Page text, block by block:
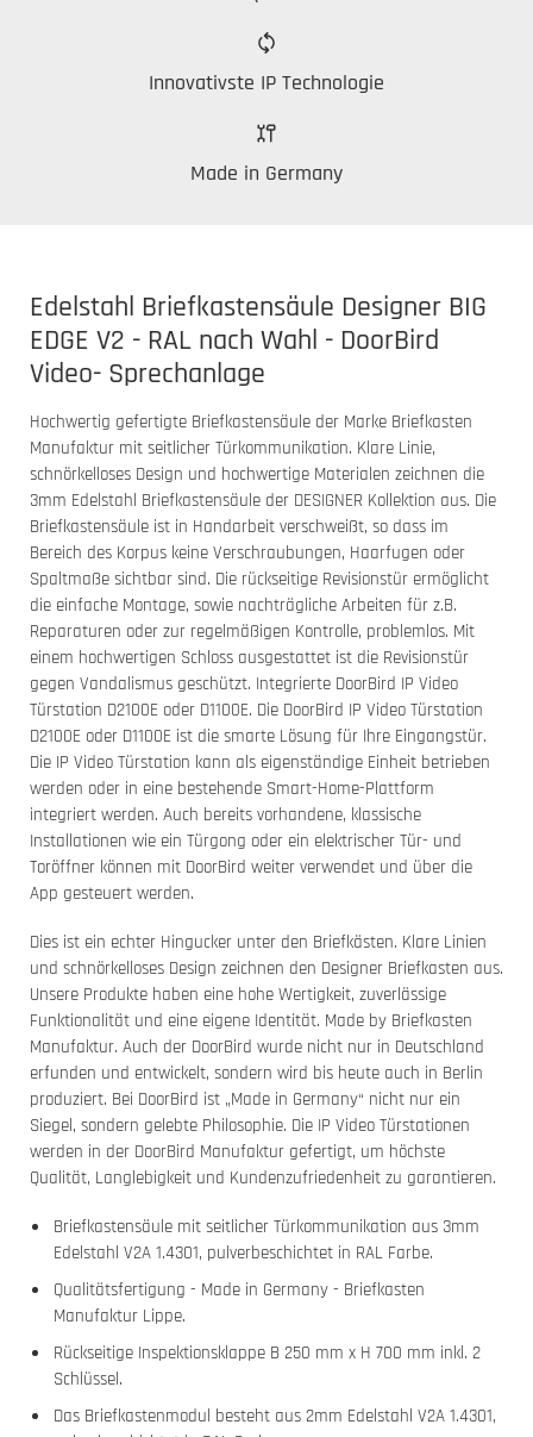
Innovativste IP Technologie
Made in Germany
Edelstahl Briefkastensäule Designer BIG
EDGE V2 - RAL nach Wahl - DoorBird
Video- Sprechanlage
Hochwertig gefertigte Briefkastensäule der Marke Briefkasten
Manufaktur mit seitlicher Türkommunikation. Klare Linie,
schnörkelloses Design und hochwertige Materialen zeichnen die
3mm Edelstahl Briefkastensäule der DESIGNER Kollektion aus. Die
Briefkastensäule ist in Handarbeit verschweißt, so dass im
Bereich des Korpus keine Verschraubungen, Haarfugen oder
Spaltmaße sichtbar sind. Die rückseitige Revisionstür ermöglicht
die einfache Montage, sowie nachträgliche Arbeiten für z.B.
Reparaturen oder zur regelmäßigen Kontrolle, problemlos. Mit
einem hochwertigen Schloss ausgestattet ist die Revisionstür
gegen Vandalismus geschützt. Integrierte DoorBird IP Video
Türstation D2100E oder D1100E. Die DoorBird IP Video Türstation
D2100E oder D1100E ist die smarte Lösung für Ihre Eingangstür.
Die IP Video Türstation kann als eigenständige Einheit betrieben
werden oder in eine bestehende Smart-Home-Plattform
integriert werden. Auch bereits vorhandene, klassische
Installationen wie ein Türgong oder ein elektrischer Tür- und
Toröffner können mit DoorBird weiter verwendet und über die
App gesteuert werden.
Dies ist ein echter Hingucker unter den Briefkästen. Klare Linien
und schnörkelloses Design zeichnen den Designer Briefkasten aus.
Unsere Produkte haben eine hohe Wertigkeit, zuverlässige
Funktionalität und eine eigene Identität. Made by Briefkasten
Manufaktur. Auch der DoorBird wurde nicht nur in Deutschland
erfunden und entwickelt, sondern wird bis heute auch in Berlin
produziert. Bei DoorBird ist „Made in Germany“ nicht nur ein
Siegel, sondern gelebte Philosophie. Die IP Video Türstationen
werden in der DoorBird Manufaktur gefertigt, um höchste
Qualität, Langlebigkeit und Kundenzufriedenheit zu garantieren.
Briefkastensäule mit seitlicher Türkommunikation aus 3mm
Edelstahl V2A 1.4301, pulverbeschichtet in RAL Farbe.
Qualitätsfertigung - Made in Germany - Briefkasten
Manufaktur Lippe.
Rückseitige Inspektionsklappe B 250 mm x H 700 mm inkl. 2
Schlüssel.
Das Briefkastenmodul besteht aus 2mm Edelstahl V2A 1.4301,